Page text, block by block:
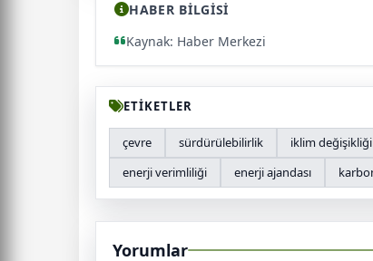
HABER BİLGİSİ
Kaynak: Haber Merkezi
ETİKETLER
çevre sürdürülebilirlik iklim değişikliği
enerji verimliliği
enerji ajandası
Yorumlar